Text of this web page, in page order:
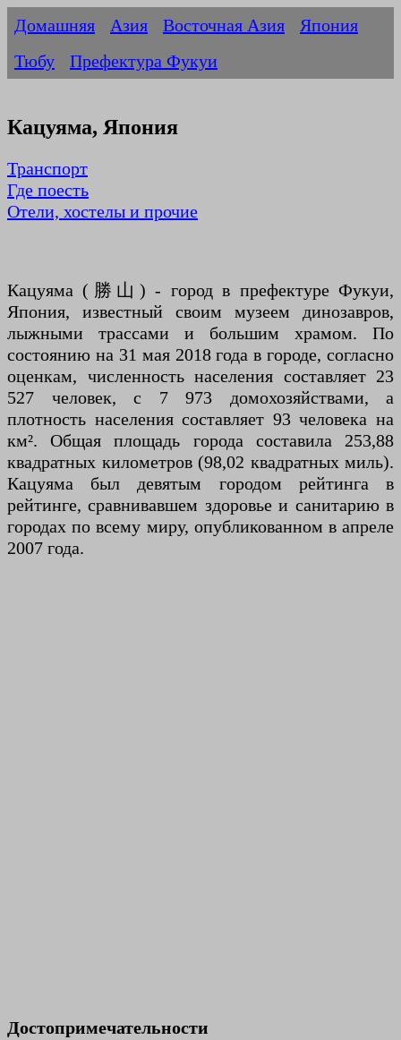
Домашняя Азия Восточная Азия
Япония
Тюбу
Префектура Фукуи
Кацуяма, Япония
Транспорт
Где поесть
Отели, хостелы и прочие
Кацуяма (勝山) - город в префектуре Фукуи,
Япония, известный своим музеем динозавров,
лыжными трассами и большим храмом. По
состоянию на 31 мая 2018 года в городе, согласно
оценкам, численность населения составляет 23
527 человек, с 7 973 домохозяйствами, а
плотность населения составляет 93 человека на
км². Общая площадь города составила 253,88
квадратных километров (98,02 квадратных миль).
Кацуяма был девятым городом рейтинга в
рейтинге, сравнивавшем здоровье и санитарию в
городах по всему миру, опубликованном в апреле
2007 года.
Достопримечательности